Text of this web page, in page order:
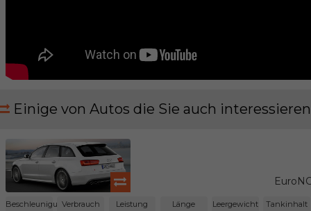
Einige von Autos die Sie auch
BeschleunigungVerbrauch Leistung Länge Leergewicht Tankinhalt